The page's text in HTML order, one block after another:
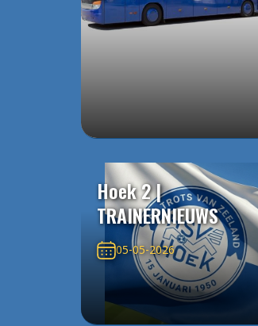
Hoek 2 |
TRAINERNIEUWS
05-05-2026